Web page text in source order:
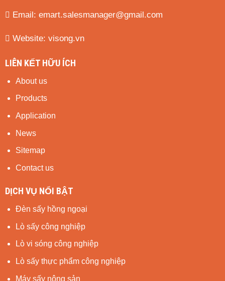
Email: emart.salesmanager@gmail.com
Website: visong.vn
LIÊN KẾT HỮU ÍCH
About us
Products
Application
News
Sitemap
Contact us
DỊCH VỤ NỔI BẬT
Đèn sấy hồng ngoại
Lò sấy công nghiệp
Lò vi sóng công nghiệp
Lò sấy thực phẩm công nghiệp
Máy sấy nông sản